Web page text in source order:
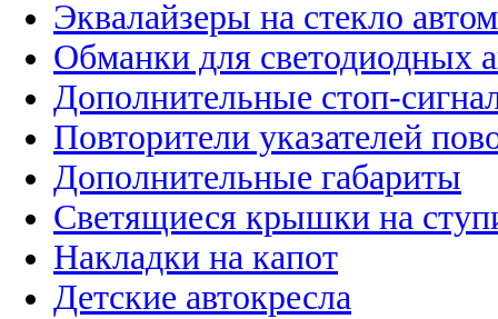
Эквалайзеры на стекло
Обманки для светодиодных
Дополнительные стоп-
Повторители указателей
Дополнительные габариты
Светящиеся крышки на
Накладки на капот
Детские автокресла